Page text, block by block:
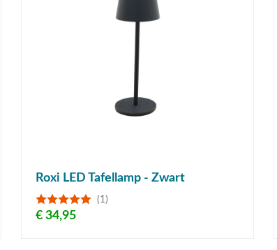
Roxi LED Tafellamp - Zwart
(1)
€ 34,95